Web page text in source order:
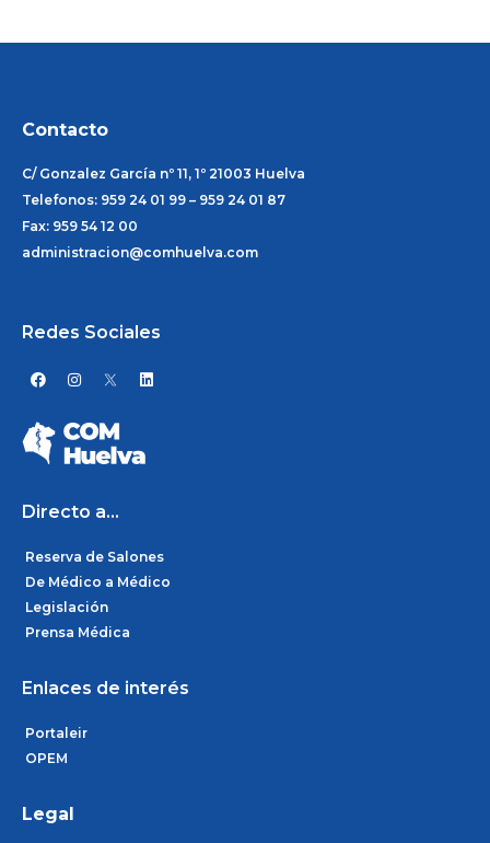
Contacto
C/ Gonzalez García nº 11, 1º 21003 Huelva
Telefonos: 959 24 01 99 – 959 24 01 87
Fax: 959 54 12 00
administracion@comhuelva.com
Redes Sociales
F
a
e
b
o
o
I
n
a
g
r
L
i
i
Directo a...
Reserva de Salones
De Médico a Médico
Legislación
Prensa Médica
Enlaces de interés
Portaleir
OPEM
Legal